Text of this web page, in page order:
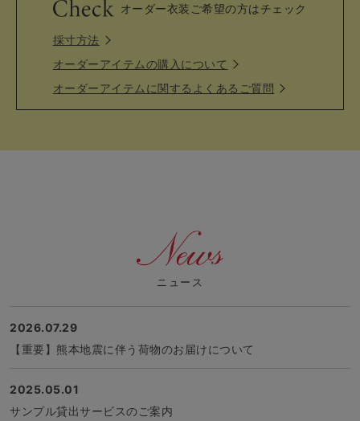
オーダー衣装ご希望の方はチェック
採寸方法
オーダーアイテムの購入について
オーダーアイテムに関するよくあるご質問
ニュース
2026.07.29
【重要】熊本地震に伴う荷物のお届けについて
2025.05.01
サンプル貸出サービスのご案内